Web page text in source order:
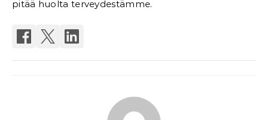
pitää huolta terveydestämme.